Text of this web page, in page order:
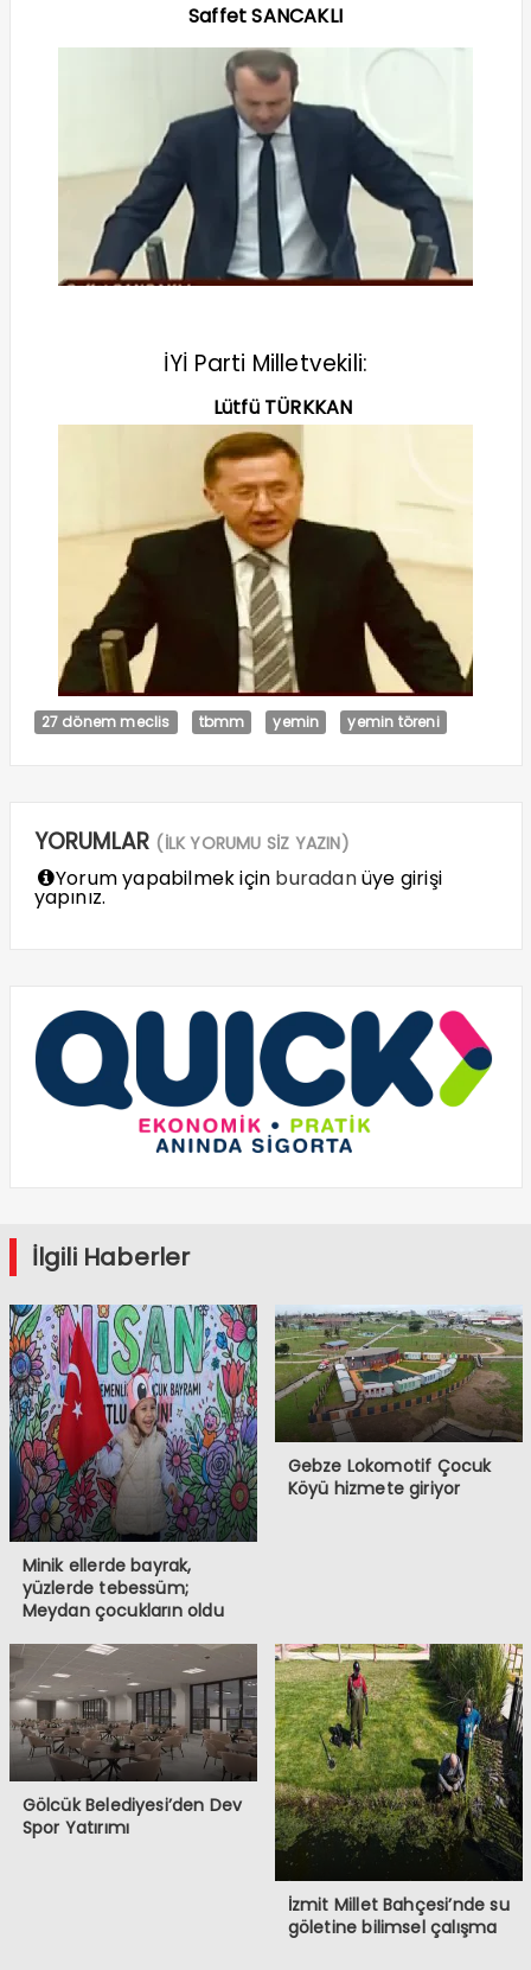
Saffet SANCAKLI
İYİ Parti Milletvekili:
Lütfü TÜRKKAN
27 dönem meclis tbmm yemin yemin töreni
YORUMLAR (İLK YORUMU SİZ YAZIN)
Yorum yapabilmek için buradanüye girişi
yapınız.
İlgili Haberler
Minik ellerde bayrak,
yüzlerde tebessüm;
Meydan çocukların oldu
Gebze Lokomotif Çocuk
Köyü hizmete giriyor
Gölcük Belediyesi’den Dev
Spor Yatırımı
İzmit Millet Bahçesi’nde su
göletine bilimsel çalışma